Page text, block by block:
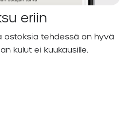
eriin
ostoksia tehdessä on hyvä
kulut ei kuukausille.